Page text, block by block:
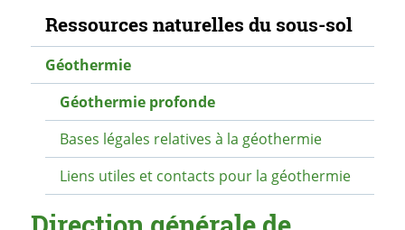
Navigation secondaire
Ressources naturelles du sous-sol
Géothermie
Géothermie profonde
Bases légales relatives à la géothermie
Liens utiles et contacts pour la géothermie